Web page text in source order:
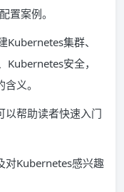
置案例。
集群、
安全，
义。
以帮助读者快速入门
对Kubernetes感兴趣